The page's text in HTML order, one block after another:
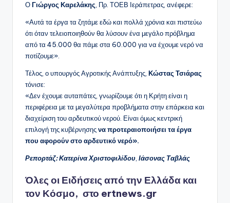
ΟΓιώργος Καρελάκης , Πρ. ΤΟΕΒ Ιεράπετρας, ανέφερε:
«Αυτά τα έργα τα ζητάμε εδώ και πολλά χρόνια και πιστεύω
ότι όταν τελειοποιηθούν θα λύσουν ένα μεγάλο πρόβλημα
από τα 45.000 θα πάμε στα 60.000 για να έχουμε νερό να
ποτίζουμε».
Τέλος, ο υπουργός Αγροτικής Ανάπτυξης, Κώστας Τσιάρας
τόνισε:
«Δεν έχουμε αυταπάτες, γνωρίζουμε ότι η Κρήτη είναι η
περιφέρεια με τα μεγαλύτερα προβλήματα στην επάρκεια και
διαχείριση του αρδευτικού νερού. Είναι όμως κεντρική
επιλογή της κυβέρνησηςνα προτεραιοποιήσει τα έργα
που αφορούν στο αρδευτικό νερό».
Ρεπορτάζ: Κατερίνα Χριστοφιλίδου Ιάσονας Ταβλάς
Όλες οι Ειδήσεις από την Ελλάδα και
τον Κόσμο, στο ertnews.gr